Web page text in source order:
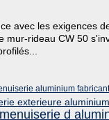
avec les exigences
mur-rideau CW 50
aluminium
exterieure aluminium
menuiserie d